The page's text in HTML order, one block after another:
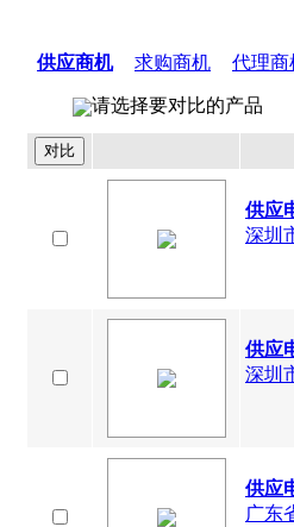
供应商机 求购商机 代理商
请选择要对比的产品
供应
深圳
供应
深圳
供应
广东